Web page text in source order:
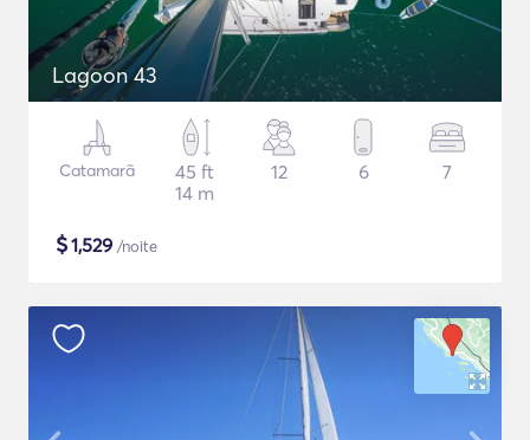
Lagoon 43
Catamarã
45 ft
14 m
12 6 7
$1,529 /noite